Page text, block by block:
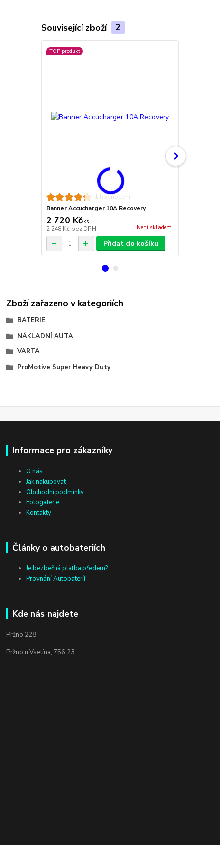
Související zboží 2
TOP produkt
1 hodnocení
Banner Accucharger 10A Recovery
2 720 Kč/ks
2 248 Kč bez DPH Není skladem
Přidat do košíku
Zboží zařazeno v kategoriích
BATERIE
NÁKLADNÍ AUTA
VARTA
ProMotive Super Heavy Duty
Informace pro zákazníky
O nás
Jak nakupovat
Obchodní podmínky
Fotogalerie
Kontakty
Články o autobateriích
Je bezbečná platba předem?
Provnání Autobateríí
Kde nás najdete
Pržno 228
Pržno u Vsetína, 756 23